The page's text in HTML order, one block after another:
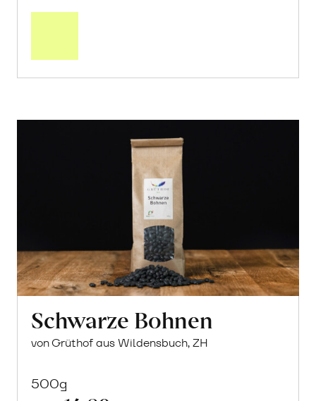
Schwarze Bohnen
von Grüthof aus Wildensbuch, ZH
500g